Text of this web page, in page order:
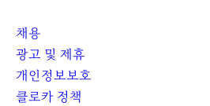
채용
광고 및 제휴
개인정보보호
클로카 정책